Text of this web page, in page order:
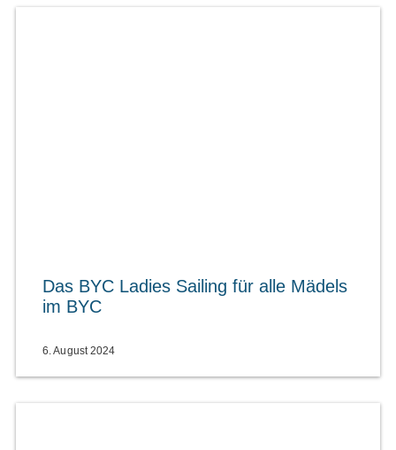
Das BYC Ladies Sailing für alle Mädels
im BYC
6. August 2024